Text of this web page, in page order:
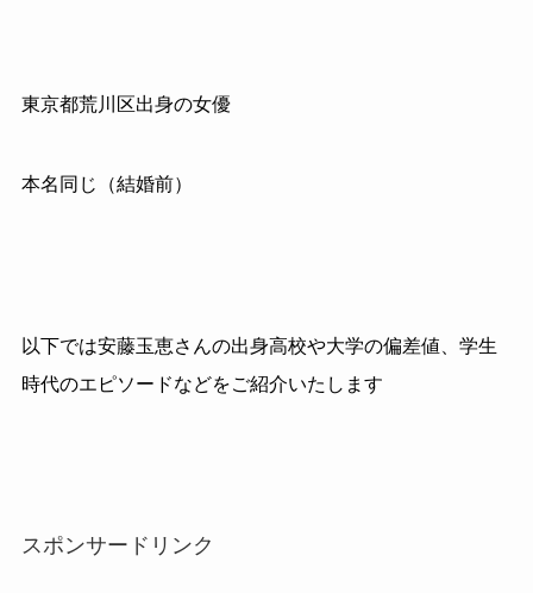
東京都荒川区出身の女優
本名同じ（結婚前）
以下では安藤玉恵さんの出身高校や大学の偏差値、学生
時代のエピソードなどをご紹介いたします
スポンサードリンク